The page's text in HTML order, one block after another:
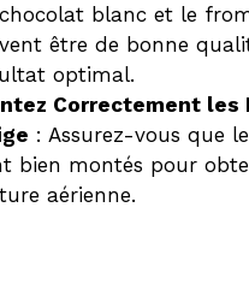
blanc et le
être de bonne
optimal.
Correctement les
: Assurez-vous que
bien montés pour
aérienne.